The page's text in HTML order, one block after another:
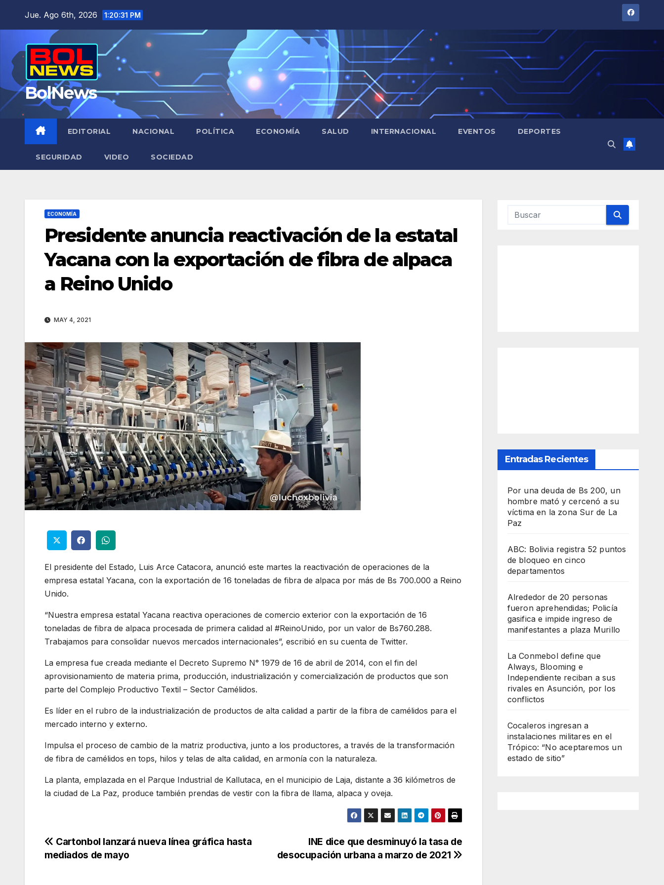
Jue. Ago 6th, 2026 1:20:32 PM
BolNews
EDITORIAL NACIONAL POLÍTICA ECONOMÍA SALUD INTERNACIONAL EVENTOS DEPORTES
SEGURIDAD VIDEO SOCIEDAD
ECONOMÍA
Presidente anuncia reactivación de la estatal
Yacana con la exportación de fibra de alpaca
a Reino Unido
MAY 4, 2021
El presidente del Estado, Luis Arce Catacora, anunció este martes la reactivación de operaciones de la
empresa estatal Yacana, con la exportación de 16 toneladas de fibra de alpaca por más de Bs 700.000 a Reino
Unido.
“Nuestra empresa estatal Yacana reactiva operaciones de comercio exterior con la exportación de 16
toneladas de fibra de alpaca procesada de primera calidad al #ReinoUnido, por un valor de Bs760.288.
Trabajamos para consolidar nuevos mercados internacionales”, escribió en su cuenta de Twitter.
La empresa fue creada mediante el Decreto Supremo N° 1979 de 16 de abril de 2014, con el fin del
aprovisionamiento de materia prima, producción, industrialización y comercialización de productos que son
parte del Complejo Productivo Textil – Sector Camélidos.
Es líder en el rubro de la industrialización de productos de alta calidad a partir de la fibra de camélidos para el
mercado interno y externo.
Impulsa el proceso de cambio de la matriz productiva, junto a los productores, a través de la transformación
de fibra de camélidos en tops, hilos y telas de alta calidad, en armonía con la naturaleza.
La planta, emplazada en el Parque Industrial de Kallutaca, en el municipio de Laja, distante a 36 kilómetros de
la ciudad de La Paz, produce también prendas de vestir con la fibra de llama, alpaca y oveja.
Navegación
INE dice que desminuyó la tasa de
desocupación urbana a marzo de 2021
Cartonbol lanzará nueva línea gráfica hasta
mediados de mayo
Entradas Recientes
Por una deuda de Bs 200, un
hombre mató y cercenó a su
víctima en la zona Sur de La
Paz
ABC: Bolivia registra 52 puntos
de bloqueo en cinco
departamentos
Alrededor de 20 personas
fueron aprehendidas; Policía
gasifica e impide ingreso de
manifestantes a plaza Murillo
La Conmebol define que
Always, Blooming e
Independiente reciban a sus
rivales en Asunción, por los
conflictos
Cocaleros ingresan a
instalaciones militares en el
Trópico: “No aceptaremos un
estado de sitio”